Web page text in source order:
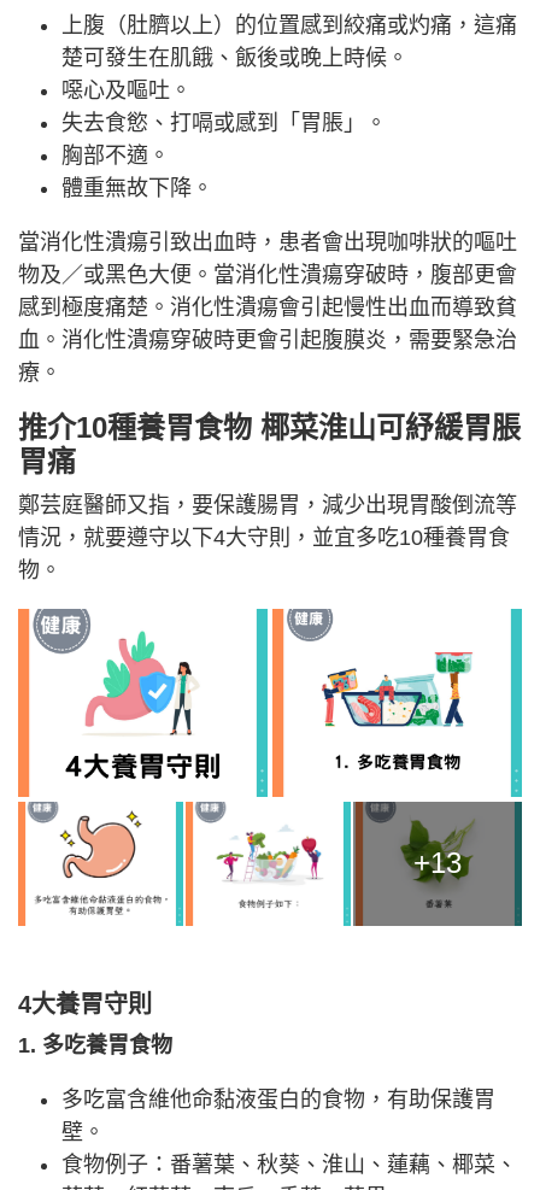
上腹（肚臍以上）的位置感到絞痛或灼痛，這痛
楚可發生在肌餓、飯後或晚上時候。
噁心及嘔吐。
失去食慾、打嗝或感到「胃脹」。
胸部不適。
體重無故下降。
當消化性潰瘍引致出血時，患者會出現咖啡狀的嘔吐
物及／或黑色大便。當消化性潰瘍穿破時，腹部更會
感到極度痛楚。消化性潰瘍會引起慢性出血而導致貧
血。消化性潰瘍穿破時更會引起腹膜炎，需要緊急治
療。
推介10種養胃食物 椰菜淮山可紓緩胃脹
胃痛
鄭芸庭醫師又指，要保護腸胃，減少出現胃酸倒流等
情況，就要遵守以下4大守則，並宜多吃10種養胃食
物。
+13
4大養胃守則
1. 多吃養胃食物
多吃富含維他命黏液蛋白的食物，有助保護胃
壁。
食物例子：番薯葉、秋葵、淮山、蓮藕、椰菜、